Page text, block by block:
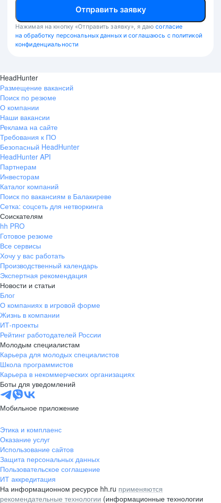
Отправить заявку
Нажимая на кнопку «Отправить заявку», я даю согласие
на обработку персональных данных и соглашаюсь с политикой
конфиденциальности
HeadHunter
Размещение вакансий
Поиск по резюме
О компании
Наши вакансии
Реклама на сайте
Требования к ПО
Безопасный HeadHunter
HeadHunter API
Партнерам
Инвесторам
Каталог компаний
Поиск по вакансиям в Балакиреве
Сетка: соцсеть для нетворкинга
Соискателям
hh PRO
Готовое резюме
Все сервисы
Хочу у вас работать
Производственный календарь
Экспертная рекомендация
Новости и статьи
Блог
О компаниях в игровой форме
Жизнь в компании
ИТ-проекты
Рейтинг работодателей России
Молодым специалистам
Карьера для молодых специалистов
Школа программистов
Карьера в некоммерческих организациях
Боты для уведомлений
Мобильное приложение
Этика и комплаенс
Оказание услуг
Использование сайтов
Защита персональных данных
Пользовательское соглашение
ИТ аккредитация
На информационном ресурсе hh.ru применяются
рекомендательные технологии (информационные технологии